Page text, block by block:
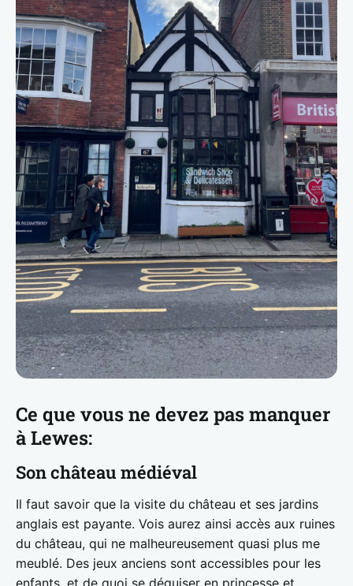
Ce que vous ne devez pas manquer
à Lewes:
Son château médiéval
Il faut savoir que la visite du château et ses jardins
anglais est payante. Vois aurez ainsi accès aux ruines
du château, qui ne malheureusement quasi plus me
meublé. Des jeux anciens sont accessibles pour les